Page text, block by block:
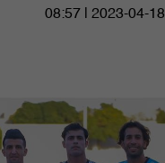
08:57 | 2023-04-18